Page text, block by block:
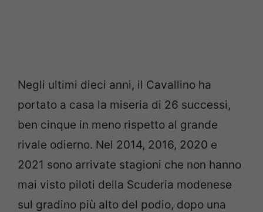
Negli ultimi dieci anni, il Cavallino ha
portato a casa la miseria di 26 successi,
ben cinque in meno rispetto al grande
rivale odierno. Nel 2014, 2016, 2020 e
2021 sono arrivate stagioni che non hanno
mai visto piloti della Scuderia modenese
sul gradino più alto del podio, dopo una